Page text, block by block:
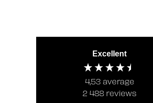
Excellent
4,53 average
2 488 reviews